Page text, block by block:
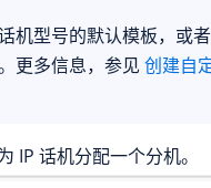
机型号的默认模板，或
更多信息，参见 创建自
IP 话机分配一个分机。